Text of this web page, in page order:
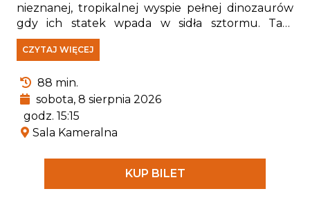
nieznanej, tropikalnej wyspie pełnej dinozaurów
gdy ich statek wpada w sidła sztormu. Tam
spotykają Rexa — szczeniaka, który od lat jest
uwięziony na wyspie i stał się prawdziwym
pradawnymi gadami.
CZYTAJ WIĘCEJ
88 min.
sobota, 8 sierpnia 2026
godz. 15:15
Sala Kameralna
KUP BILET